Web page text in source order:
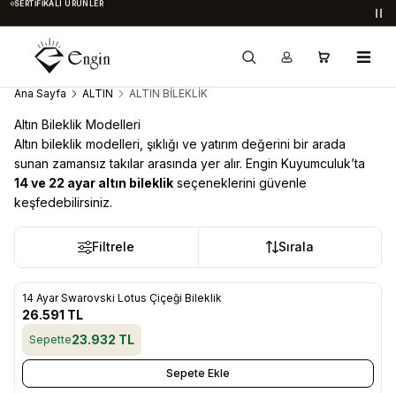
SERTIFIKALI ÜRÜNLER
Ana Sayfa ALTIN ALTIN BİLEKLİK
Altın Bileklik Modelleri
Altın bileklik modelleri, şıklığı ve yatırım değerini bir arada
sunan zamansız takılar arasında yer alır. Engin Kuyumculuk’ta
14 ve 22 ayar altın bileklik seçeneklerini güvenle
keşfedebilirsiniz.
Filtrele Sırala
Yeni
Favorilere Ekle
14 Ayar Swarovski Lotus Çiçeği Bileklik
26.591 TL
Sepette23.932 TL
Sepete Ekle